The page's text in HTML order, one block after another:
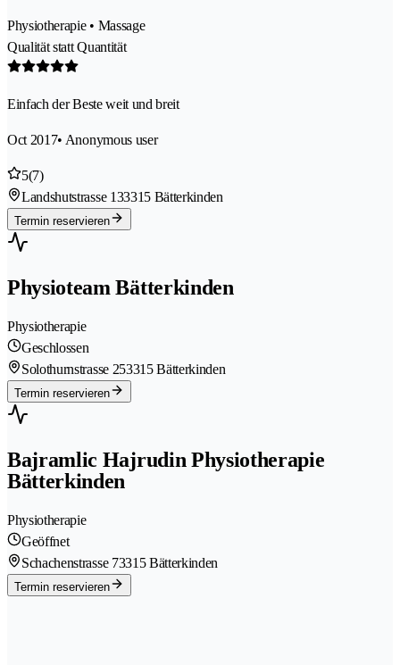
Physiotherapie • Massage
Qualität statt Quantität
Einfach der Beste weit und breit
Oct 2017• Anonymous user
5(7)
Landshutstrasse 133315 Bätterkinden
Termin reservieren
Physioteam Bätterkinden
Physiotherapie
Geschlossen
Solothurnstrasse 253315 Bätterkinden
Termin reservieren
Bajramlic Hajrudin Physiotherapie
Bätterkinden
Physiotherapie
Geöffnet
Schachenstrasse 73315 Bätterkinden
Termin reservieren